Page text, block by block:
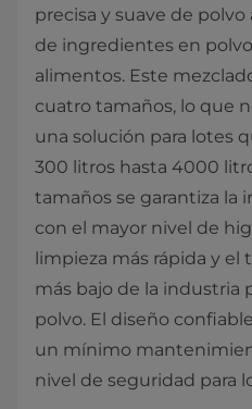
precisa y suave de
de ingredientes en
alimentos. Este
cuatro tamaños, lo que
una solución para lotes
300 litros hasta 4000
tamaños se garantiza la
con el mayor nivel de
limpieza más rápida y
más bajo de la industria
polvo. El diseño
un mínimo
nivel de seguridad para